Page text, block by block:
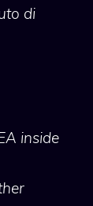
di
inside